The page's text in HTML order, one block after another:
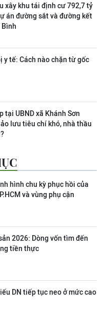
xây khu tái định cư 792,7 tỷ
án đường sắt và đường kết
Bình
y tế: Cách nào chặn từ gốc
tại UBND xã Khánh Sơn
lưu tiêu chí khó, nhà thầu
hình chu kỳ phục hồi của
và vùng phụ cận
2026: Dòng vốn tìm đến
tiền thực
DN tiếp tục neo ở mức cao